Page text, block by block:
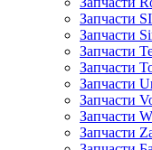
Запчасти
Запчасти
Запчасти
Запчасти
Запчасти
Запчасти
Запчасти
Запчасти